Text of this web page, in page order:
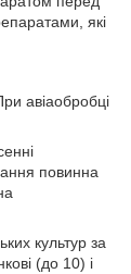
які
авіаобробці
повинна
культур за
(до 10) і